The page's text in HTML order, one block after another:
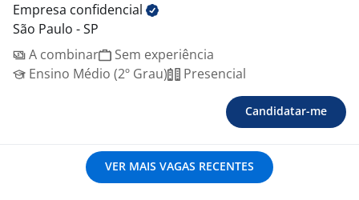
Empresa confidencial
São Paulo - SP
A combinar
Sem experiência
Ensino Médio (2º Grau)
Presencial
Candidatar-me
VER MAIS VAGAS RECENTES